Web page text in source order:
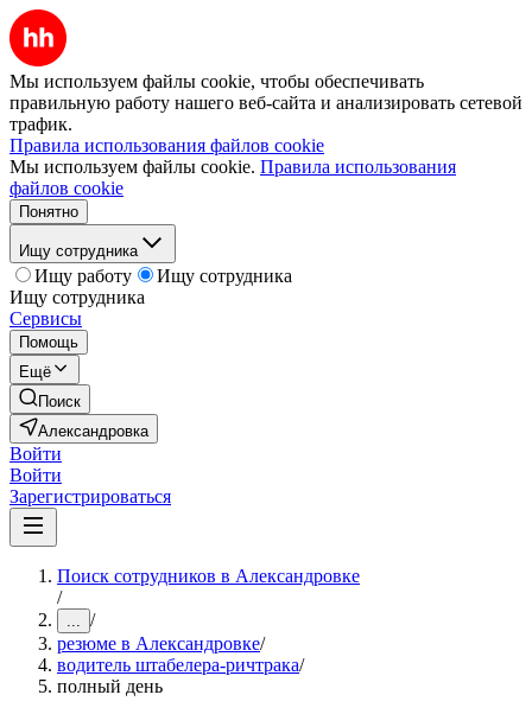
Мы используем файлы cookie, чтобы обеспечивать
правильную работу нашего веб-сайта и анализировать сетевой
трафик.
Правила использования файлов cookie
Мы используем файлы cookie. Правила использования
файлов cookie
Понятно
Ищу сотрудника
Ищу работу
Ищу сотрудника
Ищу сотрудника
Сервисы
Помощь
Ещё
Поиск
Александровка
Войти
Войти
Зарегистрироваться
Поиск сотрудников в Александровке
/
... /
резюме в Александровке/
водитель штабелера-ричтрака/
полный день